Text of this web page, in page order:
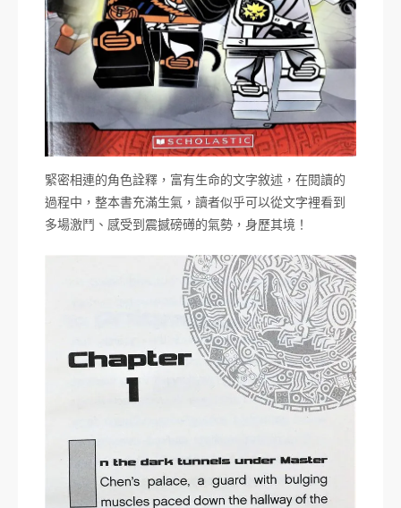
緊密相連的角色詮釋，富有生命的文字敘述，在閱讀的
過程中，整本書充滿生氣，讀者似乎可以從文字裡看到
多場激鬥、感受到震撼磅礡的氣勢，身歷其境！